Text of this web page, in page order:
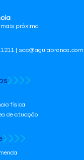
próxima
|
física
de atuação